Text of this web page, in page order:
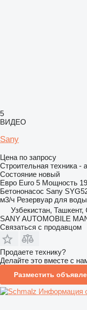
5
ВИДЕО
Sany
Цена по запросу
Строительная техника -
Состояние новый
Евро Euro 5 Мощность
Бетононасос Sany
м3/ч Резервуар для воды
Узбекистан, Ташкент,
SANY AUTOMOBILE
Связаться с продавцом
Продаете технику?
Делайте это вместе с
Разместить
Информация